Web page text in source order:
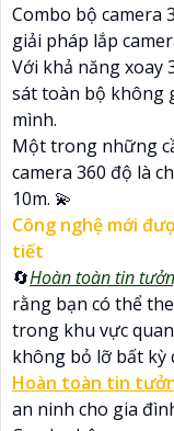
Combo bộ camera
giải pháp lắp
Với khả năng xoay
sát toàn bộ không
mình.
Một trong những
camera 360 độ là
10m. 💫
Công nghệ mới
tiết
🔄Hoàn toàn tin
rằng bạn có thể
trong khu vực
không bỏ lỡ bất
Hoàn toàn tin
an ninh cho gia